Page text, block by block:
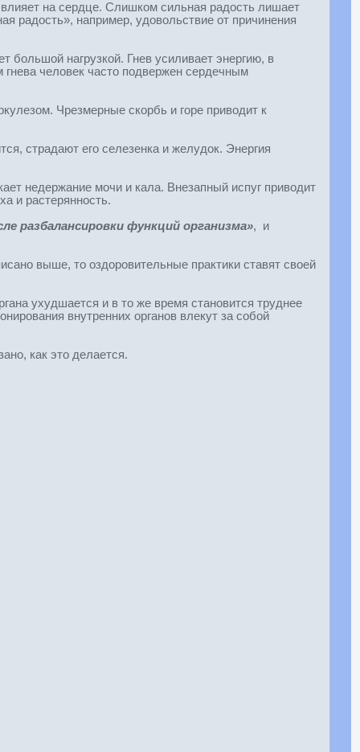
на сердце. Слишком сильная радость лишает
радость», например, удовольствие от причинения
большой нагрузкой. Гнев усиливает энергию, в
гнева человек часто подвержен сердечным
Чрезмерные скорбь и горе приводит к
страдают его селезенка и желудок. Энергия
недержание мочи и кала. Внезапный испуг приводит
и растерянность.
разбалансировки функций организма», и
выше, то оздоровительные практики ставят своей
ухудшается и в то же время становится труднее
внутренних органов влекут за собой
как это делается.